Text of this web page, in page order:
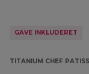
GAVE INKLUDERET
TITANIUM CHEF